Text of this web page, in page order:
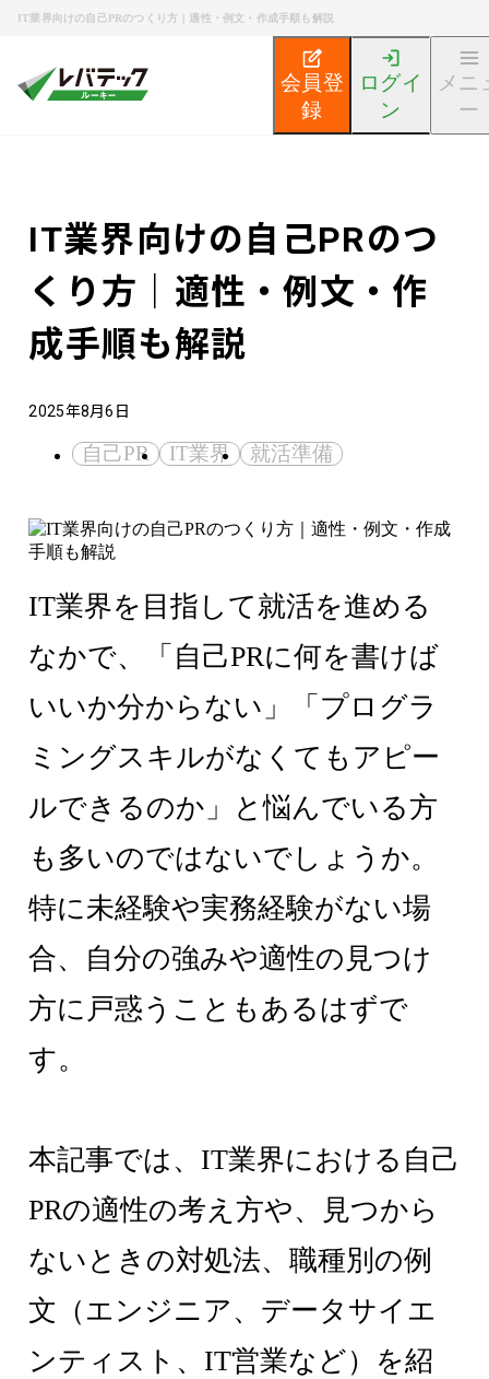
IT業界向けの自己PRのつくり方｜適性・例文・作成手順も解説
会員登
録
ログイ
ン
メニ
ー
エンジニア就活ノウハウ記事
IT業界向けの自己PRのつ
くり方｜適性・例文・作
成手順も解説
2025年8月6日
自己PR IT業界 就活準備
IT業界を目指して就活を進める
なかで、「自己PRに何を書けば
いいか分からない」「プログラ
ミングスキルがなくてもアピー
ルできるのか」と悩んでいる方
も多いのではないでしょうか。
特に未経験や実務経験がない場
合、自分の強みや適性の見つけ
方に戸惑うこともあるはずで
す。
本記事では、IT業界における自己
PRの適性の考え方や、見つから
ないときの対処法、職種別の例
文（エンジニア、データサイエ
ンティスト、IT営業など）を紹